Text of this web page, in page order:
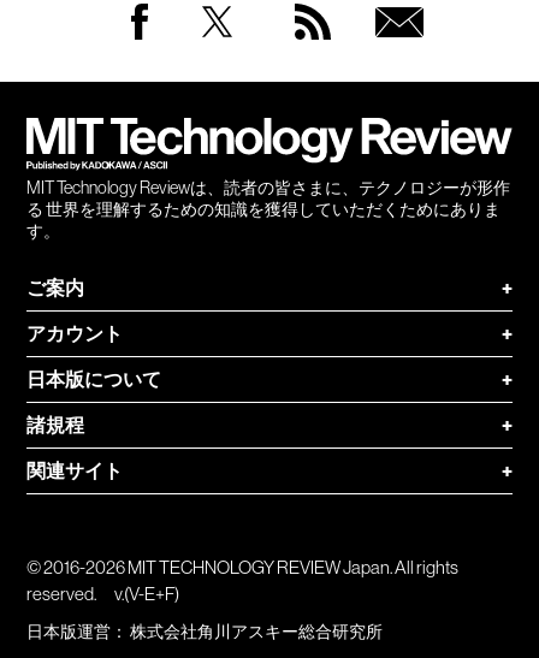
MIT Technology Reviewは、読者の皆さまに、テクノロジーが形作
る 世界を理解するための知識を獲得していただくためにありま
す。
ご案内
+
アカウント
+
日本版について
+
諸規程
+
関連サイト
+
© 2016-2026 MIT TECHNOLOGY REVIEW Japan. All rights
reserved.
v.(V-E+F)
日本版運営：株式会社角川アスキー総合研究所